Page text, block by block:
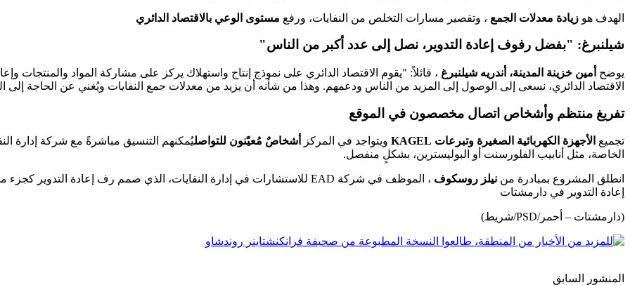
الهدف هو زيادة معدلات الجمع ، وتقصير مسارات التخلص من النفايات، ورفع مستوى الوعي بالاقتصاد الدائري
شيلنبرغ: "بفضل رفوف إعادة التدوير، نصل إلى عدد أكبر من الناس"
يوضح أمين خزينة المدينة، أندريه شيلنبرغ ، قائلاً: "يقوم الاقتصاد الدائري على نموذج إنتاج واستهلاك يركز على مشاركة المواد والمنتجات
الاقتصاد الدائري، نسعى إلى الوصول إلى المزيد من الناس ودعمهم. وهذا من شأنه أن يزيد من معدلات جمع النفايات ويُغني عن الحاجة إلى
تفريغ منتظم وأشخاص اتصال مخصصون في الموقع
تجميع الأجهزة الكهربائية الصغيرة وتبرعات KAGEL ويتواجد في المركز
أشخاصٌ مُعيّنون للتواصل
الخاصة، مثل أنابيب الفلورسنت أو البوليسترين، بشكلٍ منفصل.
انطلق المشروع بمبادرة من نيلز روسكوف ، الموظف في شركة EAD للاستشارات في إدارة النفايات، الذي صمم رف إعادة التدوير كجزء من
إعادة التدوير في دارمشتات
(دارمشتات – أحمر/PSD/شريط)
المنشور السابق